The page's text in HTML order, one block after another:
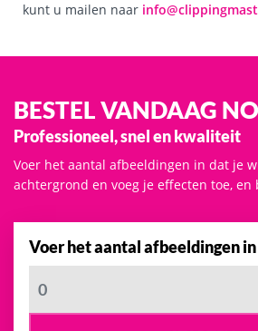
kunt u mailen naar
BESTEL VANDAAG
Professioneel, snel en kwaliteit
Voer het aantal afbeeldingen in dat je
achtergrond en voeg je effecten toe, en
Voer het aantal afbeeldingen in